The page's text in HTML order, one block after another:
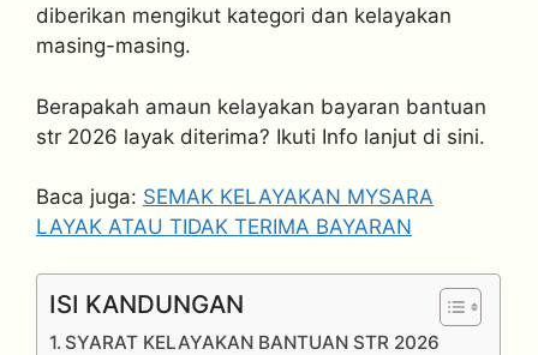
diberikan mengikut kategori dan kelayakan
masing-masing.
Berapakah amaun kelayakan bayaran bantuan
str 2026 layak diterima? Ikuti Info lanjut di sini.
Baca juga: SEMAK KELAYAKAN MYSARA
LAYAK ATAU TIDAK TERIMA BAYARAN
ISI KANDUNGAN
SYARAT KELAYAKAN BANTUAN STR 2026